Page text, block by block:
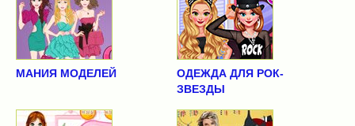
МАНИЯ МОДЕЛЕЙ
ОДЕЖДА ДЛЯ РОК-
ЗВЕЗДЫ